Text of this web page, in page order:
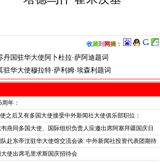
收藏到 网摘：
丹国驻华大使阿卜杜拉·萨阿迪题词
驻华大使穆拉特·萨利姆·埃森利题词
年：
使出席巴基斯坦驻华大使馆举办“芒果节”
之后又有多国大使接受中外新闻社大使俱乐部职位：
, 民相亲在于心相通
燕同多国大使、国际组织负责人应邀出席阿塞拜疆国庆日
赴东帝汶驻华大使馆交流会谈: 中外新闻社投资代表团期待
全面商务合作
使出席毛里求斯国庆招待会